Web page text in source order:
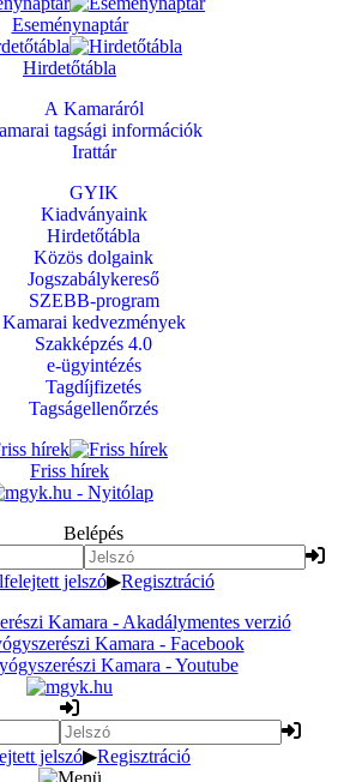
Eseménynaptár
Hirdetőtábla
A Kamaráról
tagsági információk
Irattár
GYIK
Kiadványaink
Hirdetőtábla
Közös dolgaink
Jogszabálykereső
SZEBB-program
Kamarai kedvezmények
Szakképzés 4.0
e-ügyintézés
Tagdíjfizetés
Tagságellenőrzés
Friss hírek
Belépés
jelszó▶Regisztráció
jelszó▶Regisztráció